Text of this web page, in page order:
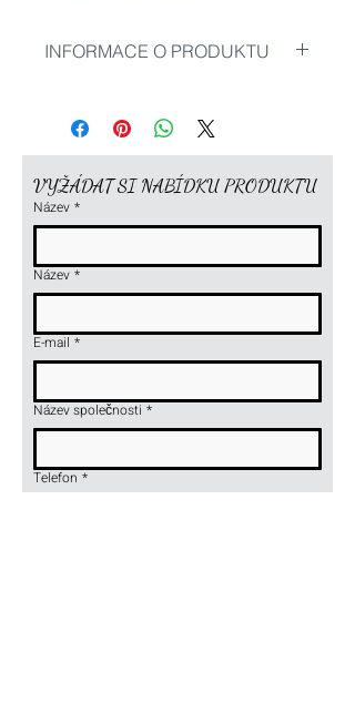
INFORMACE O PRODUKTU
s podvozkem
s výškou sklápění 1100 mm
s výškou sklápění 1200 mm
VYŽÁDAT SI NABÍDKU PRODUKTU
Název *
Název *
E-mail *
Název společnosti *
Telefon *